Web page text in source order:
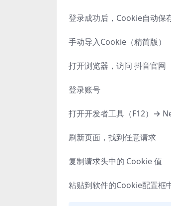
登录成功后，Cookie自动保
手动导入Cookie（精简版）
打开浏览器，访问 抖音官网
登录账号
打开开发者工具（F12）→
刷新页面，找到任意请求
复制请求头中的 Cookie 值
粘贴到软件的Cookie配置框